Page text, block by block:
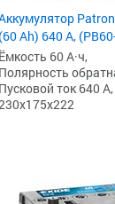
(60 Ah) 640 А,
Ёмкость 60 А·ч,
Полярность
Пусковой ток 640 А,